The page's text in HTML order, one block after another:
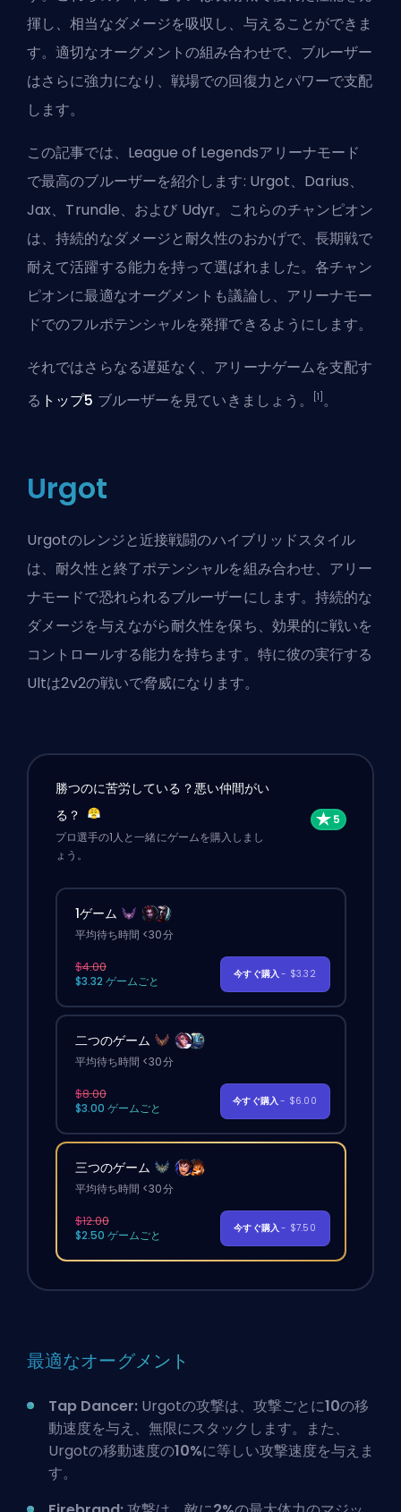
揮し、相当なダメージを吸収し、与えることができま
す。適切なオーグメントの組み合わせで、ブルーザー
はさらに強力になり、戦場での回復力とパワーで支配
します。
この記事では、League of Legendsアリーナモード
で最高のブルーザーを紹介します: Urgot、Darius、
Jax、Trundle、および Udyr。これらのチャンピオン
は、持続的なダメージと耐久性のおかげで、長期戦で
耐えて活躍する能力を持って選ばれました。各チャン
ピオンに最適なオーグメントも議論し、アリーナモー
ドでのフルポテンシャルを発揮できるようにします。
それではさらなる遅延なく、アリーナゲームを支配す
る トップ5 ブルーザーを見ていきましょう。 [1] 。
Urgot
Urgotのレンジと近接戦闘のハイブリッドスタイル
は、耐久性と終了ポテンシャルを組み合わせ、アリー
ナモードで恐れられるブルーザーにします。持続的な
ダメージを与えながら耐久性を保ち、効果的に戦いを
コントロールする能力を持ちます。特に彼の実行する
Ultは2v2の戦いで脅威になります。
勝つのに苦労している？悪い仲間がい
る？
プロ選手の1人と一緒にゲームを購入しまし
ょう。
1ゲーム
平均待ち時間 <30分
$4.00
$3.32 ゲームごと
今すぐ購入- $3.32
二つのゲーム
平均待ち時間 <30分
$8.00
$3.00 ゲームごと
今すぐ購入- $6.00
三つのゲーム
平均待ち時間 <30分
$12.00
$2.50 ゲームごと
今すぐ購入- $7.50
最適なオーグメント
Tap Dancer: Urgotの攻撃は、攻撃ごとに10の移
動速度を与え、無限にスタックします。また、
Urgotの移動速度の10%に等しい攻撃速度を与えま
す。